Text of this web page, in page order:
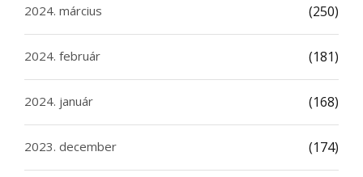
2024. március (250)
2024. február (181)
2024. január (168)
2023. december (174)